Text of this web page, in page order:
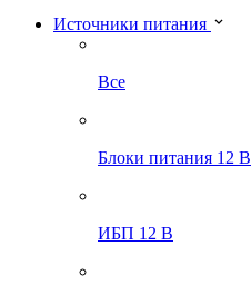
Источники питания
Все
Блоки питания 12 В
ИБП 12 В